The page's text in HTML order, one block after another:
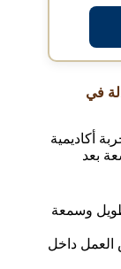
في
أكاديمية
بعد
وسمعة
العمل داخل